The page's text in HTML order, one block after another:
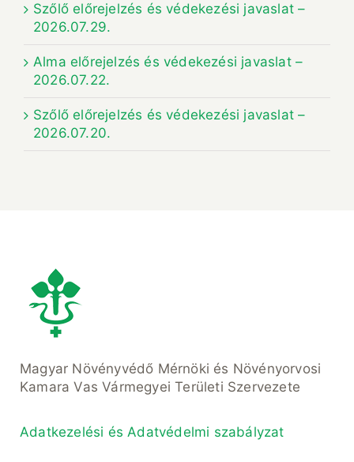
Szőlő előrejelzés és védekezési javaslat –
2026.07.29.
Alma előrejelzés és védekezési javaslat –
2026.07.22.
Szőlő előrejelzés és védekezési javaslat –
2026.07.20.
Magyar Növényvédő Mérnöki és Növényorvosi
Kamara Vas Vármegyei Területi Szervezete
Adatkezelési és Adatvédelmi szabályzat